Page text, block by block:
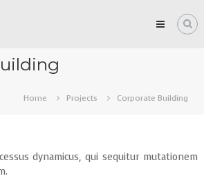
Home Projects Corporate Building
dynamicus, qui sequitur mutationem